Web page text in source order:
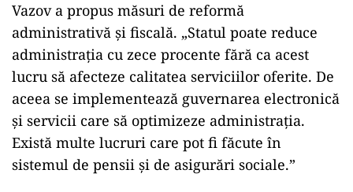
Vazov a propus măsuri de reformă
administrativă și fiscală. „Statul poate reduce
administrația cu zece procente fără ca acest
lucru să afecteze calitatea serviciilor oferite. De
aceea se implementează guvernarea electronică
și servicii care să optimizeze administrația.
Există multe lucruri care pot fi făcute în
sistemul de pensii și de asigurări sociale.”